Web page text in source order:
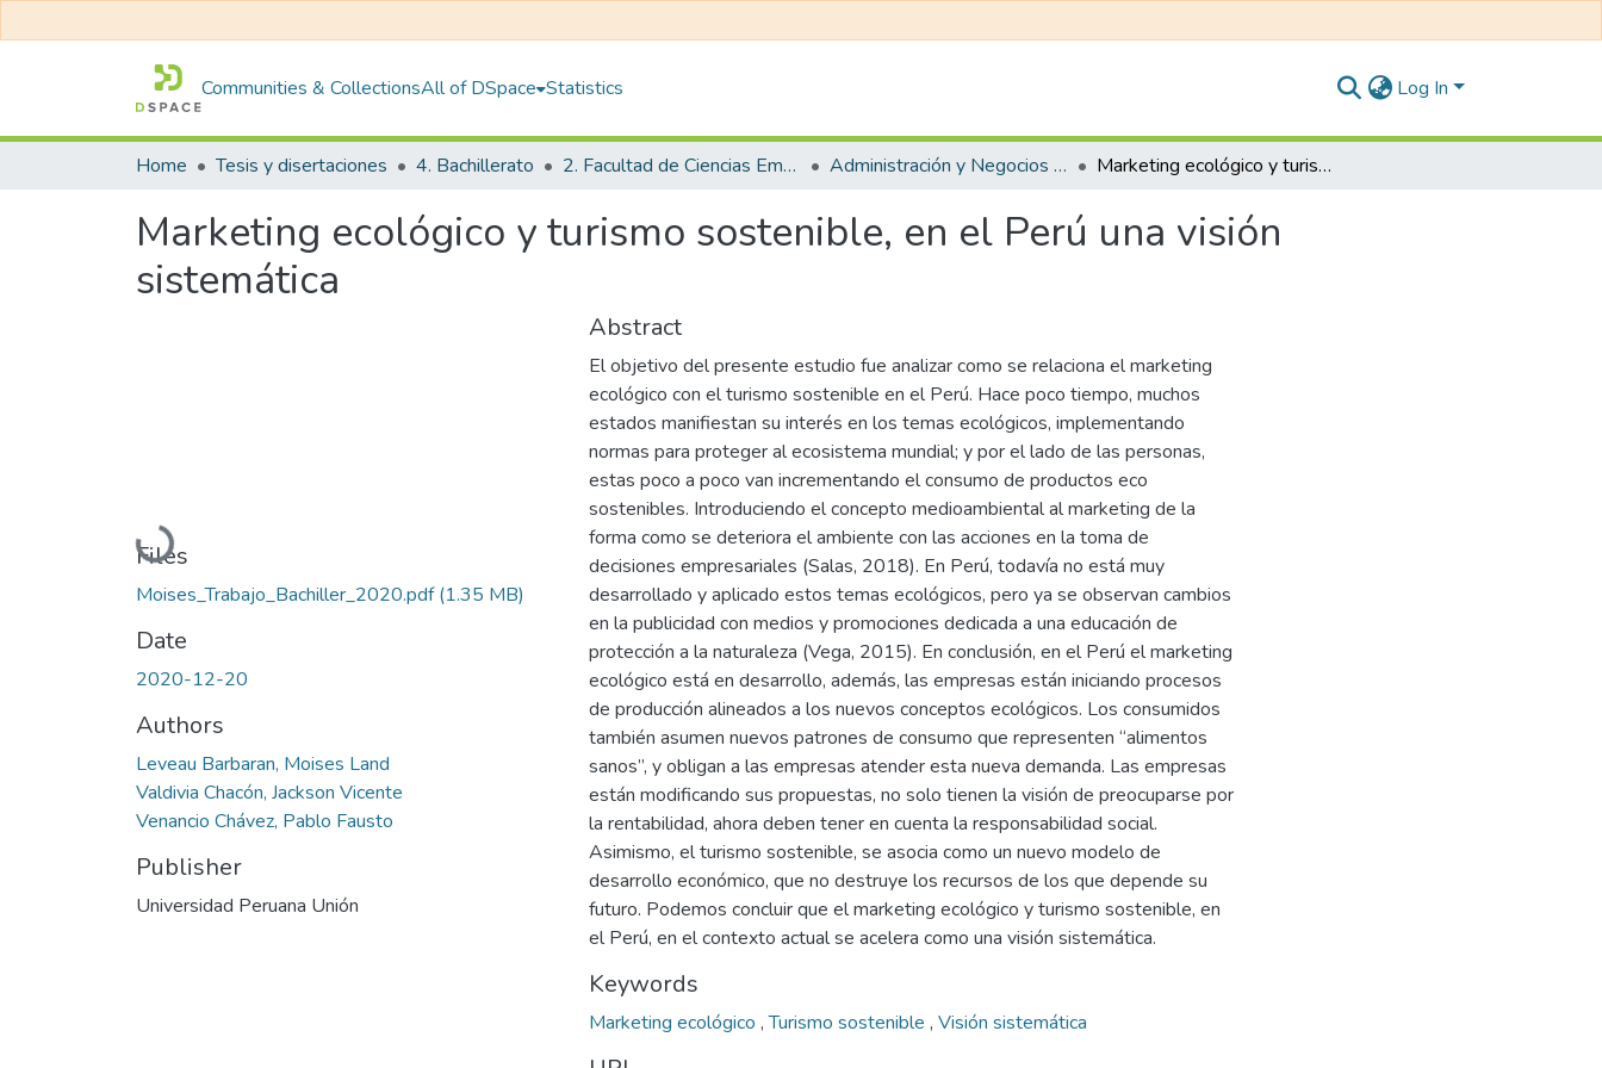
Communities & CollectionsAll of DSpace Statistics Log In
Home Tesis y disertaciones 4. Bachillerato 2. Facultad de Ciencias Empresariales Administración y Negocios Internacionales Marketing ecológico y turismo sostenible, en el Perú una visión sistemática
Marketing ecológico y turismo sostenible, en el Perú una visión
sistemática
Loading...
Files
Moises_Trabajo_Bachiller_2020.pdf(1.35 MB)
Date
2020-12-20
Authors
Leveau Barbaran, Moises Land
Valdivia Chacón, Jackson Vicente
Venancio Chávez, Pablo Fausto
Publisher
Universidad Peruana Unión
Abstract
El objetivo del presente estudio fue analizar como se relaciona el marketing
ecológico con el turismo sostenible en el Perú. Hace poco tiempo, muchos
estados manifiestan su interés en los temas ecológicos, implementando
normas para proteger al ecosistema mundial; y por el lado de las personas,
estas poco a poco van incrementando el consumo de productos eco
sostenibles. Introduciendo el concepto medioambiental al marketing de la
forma como se deteriora el ambiente con las acciones en la toma de
decisiones empresariales (Salas, 2018). En Perú, todavía no está muy
desarrollado y aplicado estos temas ecológicos, pero ya se observan cambios
en la publicidad con medios y promociones dedicada a una educación de
protección a la naturaleza (Vega, 2015). En conclusión, en el Perú el marketing
ecológico está en desarrollo, además, las empresas están iniciando procesos
de producción alineados a los nuevos conceptos ecológicos. Los consumidos
también asumen nuevos patrones de consumo que representen “alimentos
sanos”, y obligan a las empresas atender esta nueva demanda. Las empresas
están modificando sus propuestas, no solo tienen la visión de preocuparse por
la rentabilidad, ahora deben tener en cuenta la responsabilidad social.
Asimismo, el turismo sostenible, se asocia como un nuevo modelo de
desarrollo económico, que no destruye los recursos de los que depende su
futuro. Podemos concluir que el marketing ecológico y turismo sostenible, en
el Perú, en el contexto actual se acelera como una visión sistemática.
Keywords
Marketing ecológico ,Turismo sostenible , Visión sistemática